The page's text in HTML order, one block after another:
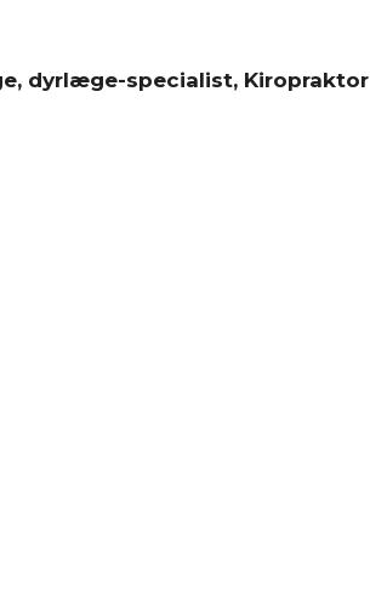
dyrlæge-specialist,